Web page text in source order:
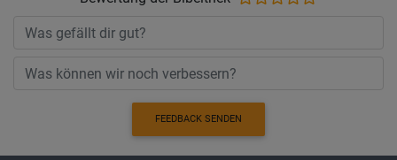
FEEDBACK SENDEN